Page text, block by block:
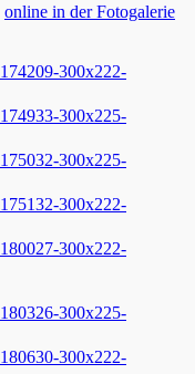
online in der Fotogalerie